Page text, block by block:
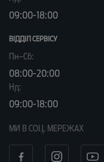
09:00-18:00
ВІДДІЛ CЕРВІСУ
Пн–Сб:
08:00-20:00
Нд:
09:00-18:00
МИ В СОЦ. МЕРЕЖАХ